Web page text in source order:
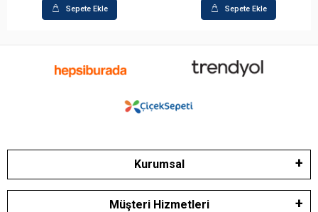
Sepete Ekle Sepete Ekle
Kurumsal
Müşteri Hizmetleri